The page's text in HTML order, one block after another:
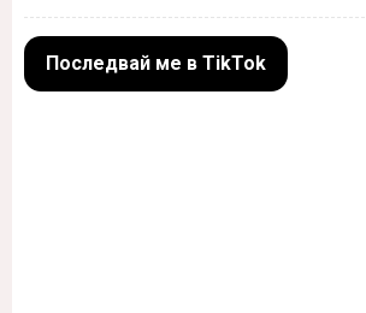
Последвай ме в TikTok